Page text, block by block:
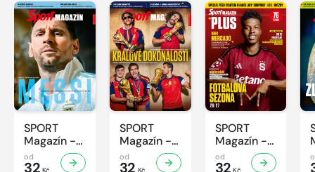
SPORT
Magazín -
32/2026
od
32
SPORT
Magazín -
31/2026
od
32
SPORT
Magazín -
30/2026
od
32